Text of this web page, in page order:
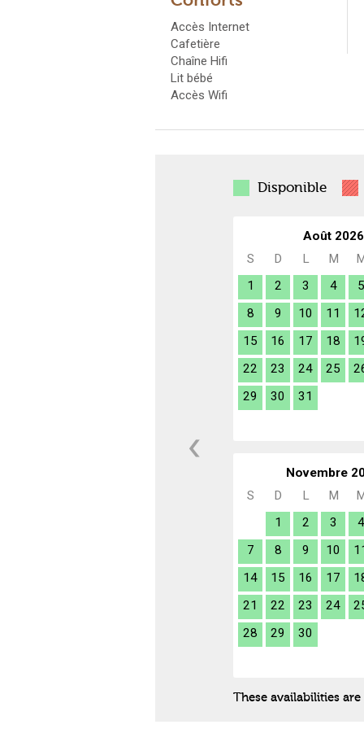
Accès Internet
Cafetière
Chaîne Hifi
Lit bébé
Accès Wifi
Disponible
Août 2026
S
D L M
1
2 3 4
5
8
9 10 11
15
16 17 18
22
23 24 25
29
30 31
Novembre
S
D L M
1
2 3
4
7
8 9 10
14
15 16 17
21
22 23 24
28
29 30
These availabilities